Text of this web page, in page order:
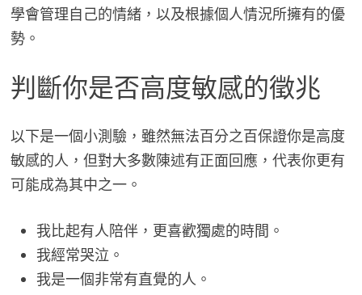
學會管理自己的情緒，以及根據個人情況所擁有的優
勢。
判斷你是否高度敏感的徵兆
以下是一個小測驗，雖然無法百分之百保證你是高度
敏感的人，但對大多數陳述有正面回應，代表你更有
可能成為其中之一。
我比起有人陪伴，更喜歡獨處的時間。
我經常哭泣。
我是一個非常有直覺的人。